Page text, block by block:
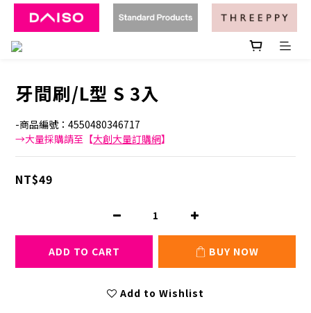
牙間刷/L型 S 3入
-商品編號：4550480346717
→大量採購請至【大創大量訂購網】
NT$49
ADD TO CART BUY NOW
Add to Wishlist